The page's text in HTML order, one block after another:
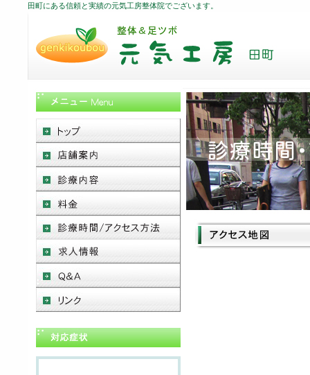
田町にある信頼と実績の元気工房整体院でございます。